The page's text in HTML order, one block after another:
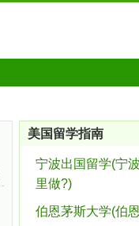
美国留学指南
宁波出国留学(宁
里做?)
伯恩茅斯大学(伯